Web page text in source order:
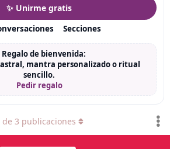
✨ Unirme gratis
Secciones
Regalo de bienvenida:
mantra personalizado o ritual
sencillo.
Pedir regalo
de 3 publicaciones